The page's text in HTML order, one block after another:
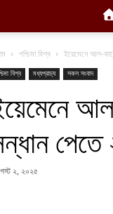
পশ্চিমা বিশ্ব ইয়েমেনে আল-
বিশ্ব মধ্যপ্রাচ্য সকল সংবাদ
২, ২০২৫